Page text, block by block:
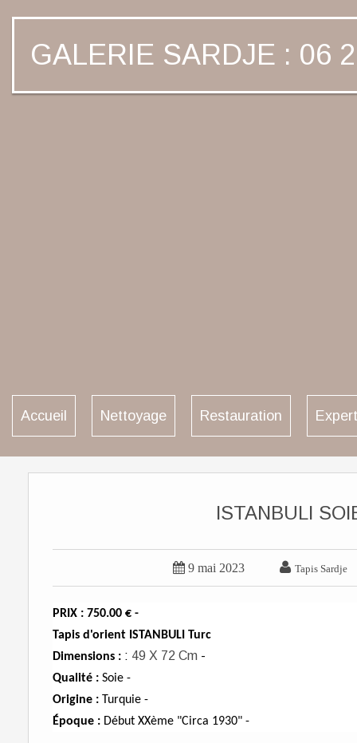
GALERIE SARDJE : 06
Accueil Nettoyage Restauration
ISTANBULI
 9 mai 2023  Tapis Sardje
PRIX : 750.00 € -
Tapis d'orient ISTANBULI Turc
Dimensions : : 49 X 72 Cm -
Qualité : Soie -
Origine : Turquie -
Époque : Début XXème "Circa 1930" -